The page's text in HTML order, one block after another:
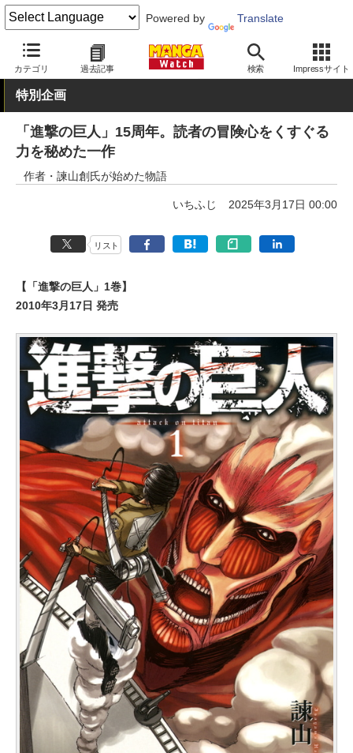
Powered by Translate
カテゴリ 過去記事 検索 Impressサイト
MANGA Watch 青年 進撃の巨人
特別企画
「進撃の巨人」15周年。読者の冒険心をくすぐる
力を秘めた一作
作者・諫山創氏が始めた物語
いちふじ 2025年3月17日 00:00
リスト
【「進撃の巨人」1巻】
2010年3月17日 発売